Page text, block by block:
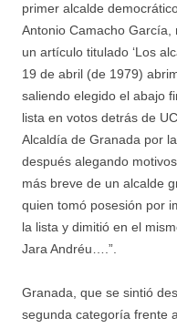
primer alcalde
Antonio Camacho García,
un artículo titulado ‘Los
19 de abril (de 1979)
saliendo elegido el abajo
lista en votos detrás de
Alcaldía de Granada por
después alegando
más breve de un alcalde
quien tomó posesión por
la lista y dimitió en el
Jara Andréu….”.
Granada, que se sintió
segunda categoría frente